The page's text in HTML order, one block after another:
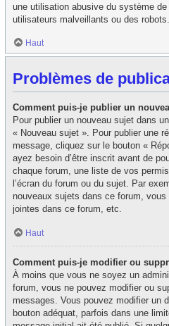
une utilisation abusive du système
utilisateurs malveillants ou des robots.
Haut
Problèmes de
Comment puis-je publier un
Pour publier un nouveau sujet dans
« Nouveau sujet ». Pour publier une
message, cliquez sur le bouton «
ayez besoin d’être inscrit avant de
chaque forum, une liste de vos
l’écran du forum ou du sujet. Par
nouveaux sujets dans ce forum,
jointes dans ce forum, etc.
Haut
Comment puis-je modifier ou
À moins que vous ne soyez un
forum, vous ne pouvez modifier ou
messages. Vous pouvez modifier un
bouton adéquat, parfois dans une